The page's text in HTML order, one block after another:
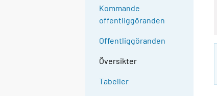
Kommande
offentliggöranden
Offentliggöranden
Översikter
Tabeller